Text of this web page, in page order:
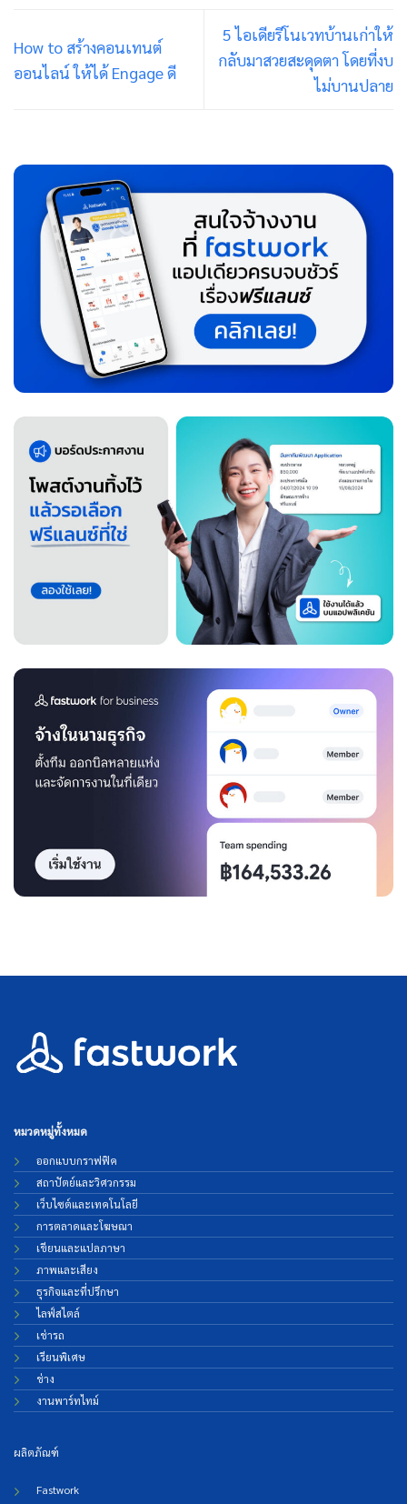
How to สร้างคอนเทนต์
ออนไลน์ ให้ได้ Engage ดี
5 ไอเดียรีโนเวทบ้านเก่าให้
กลับมาสวยสะดุดตา โดยที่งบ
ไม่บานปลาย
หมวดหมู่ทั้งหมด
ออกแบบกราฟฟิค
สถาปัตย์และวิศวกรรม
เว็บไซต์และเทคโนโลยี
การตลาดและโฆษณา
เขียนและแปลภาษา
ภาพและเสียง
ธุรกิจและที่ปรึกษา
ไลฟ์สไตล์
เช่ารถ
เรียนพิเศษ
ช่าง
งานพาร์ทไทม์
ผลิตภัณฑ์
Fastwork